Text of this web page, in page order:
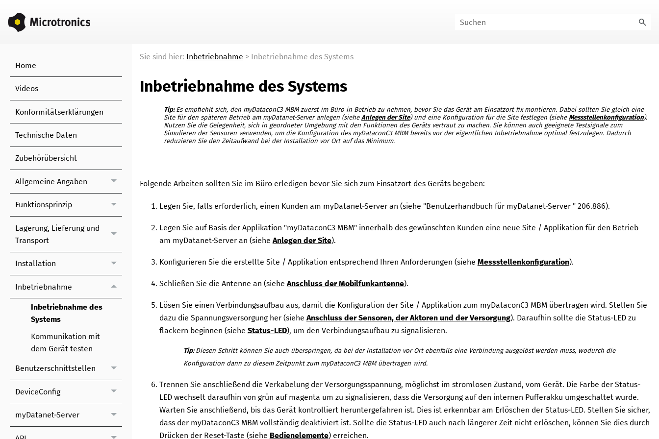
Home
Videos
Konformitätserklärungen
Technische Daten
Zubehörübersicht
Allgemeine Angaben
Funktionsprinzip
Lagerung, Lieferung und
Transport
Installation
Inbetriebnahme
Inbetriebnahme des
Systems
Kommunikation mit
dem Gerät testen
Benutzerschnittstellen
DeviceConfig
myDatanet-Server
Sie sind hier: Inbetriebnahme > Inbetriebnahme des Systems
Inbetriebnahme des Systems
Tip:Es empfiehlt sich, den myDataconC3 MBMzuerst im Büro in Betrieb zu nehmen, bevor Sie das Gerät am Einsatzort fix montieren. Dabei sollten Sie gleich eine
Site für den späteren Betrieb am myDatanet-Server anlegen (sieheAnlegen der Site) und eine Konfiguration für die Site festlegen (sieheMessstellenkonfiguration).
Nutzen Sie die Gelegenheit, sich in geordneter Umgebung mit den Funktionen des Geräts vertraut zu machen. Sie können auch geeignete Testsignale zum
Simulieren der Sensoren verwenden, um die Konfiguration des myDataconC3 MBM bereits vor der eigentlichen Inbetriebnahme optimal festzulegen. Dadurch
reduzieren Sie den Zeitaufwand bei der Installation vor Ort auf das Minimum.
Folgende Arbeiten sollten Sie im Büro erledigen bevor Sie sich zum Einsatzort des Geräts begeben:
Legen Sie, falls erforderlich, einen Kunden am myDatanet-Server an (siehe "Benutzerhandbuch für myDatanet-Server " 206.886).
Legen Sie auf Basis der Applikation "myDataconC3 MBM" innerhalb des gewünschten Kunden eine neue Site / Applikation für den Betrieb
am myDatanet-Server an (siehe Anlegen der Site).
Konfigurieren Sie die erstellte Site / Applikation entsprechend Ihren Anforderungen (siehe Messstellenkonfiguration).
Schließen Sie die Antenne an (siehe Anschluss der Mobilfunkantenne).
Lösen Sie einen Verbindungsaufbau aus, damit die Konfiguration der Site / Applikation zum myDataconC3 MBM übertragen wird. Stellen Sie
dazu die Spannungsversorgung her (siehe Anschluss der Sensoren, der Aktoren und der Versorgung). Daraufhin sollte die Status-LED zu
flackern beginnen (siehe Status-LED), um den Verbindungsaufbau zu signalisieren.
Tip:Diesen Schritt können Sie auch überspringen, da bei der Installation vor Ort ebenfalls eine Verbindung ausgelöst werden muss, wodurch die
Konfiguration dann zu diesem Zeitpunkt zum myDataconC3 MBM übertragen wird.
Trennen Sie anschließend die Verkabelung der Versorgungsspannung, möglichst im stromlosen Zustand, vom Gerät. Die Farbe der Status-
LED wechselt daraufhin von grün auf magenta um zu signalisieren, dass die Versorgung auf den internen Pufferakku umgeschaltet wurde.
Warten Sie anschließend, bis das Gerät kontrolliert heruntergefahren ist. Dies ist erkennbar am Erlöschen der Status-LED. Stellen Sie sicher,
dass der myDataconC3 MBM vollständig deaktiviert ist. Sollte die Status-LED auch nach längerer Zeit nicht erlöschen, können Sie dies durch
Drücken der Reset-Taste (siehe Bedienelemente) erreichen.